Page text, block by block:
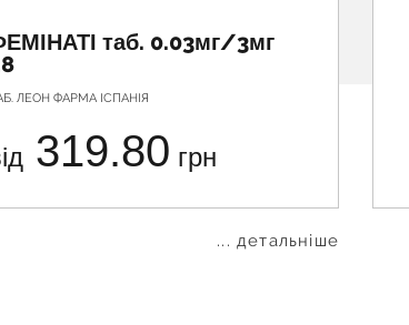
таб. 0.03мг/3мг
ЛЕОН ФАРМА ІСПАНІЯ
319.80 грн
... детальніше